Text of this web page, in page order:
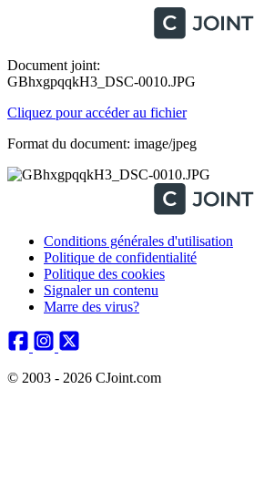
Document joint:
GBhxgpqqkH3_DSC-0010.JPG
Cliquez pour accéder au fichier
Format du document: image/jpeg
Conditions générales d'utilisation
Politique de confidentialité
Politique des cookies
Signaler un contenu
Marre des virus?
© 2003 - 2026 CJoint.com